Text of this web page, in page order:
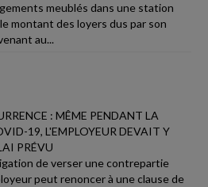
meublés dans une station
montant des loyers dus par son
au...
: MÊME PENDANT LA
19, L'EMPLOYEUR DEVAIT Y
PRÉVU
de verser une contrepartie
peut renoncer à une clause de